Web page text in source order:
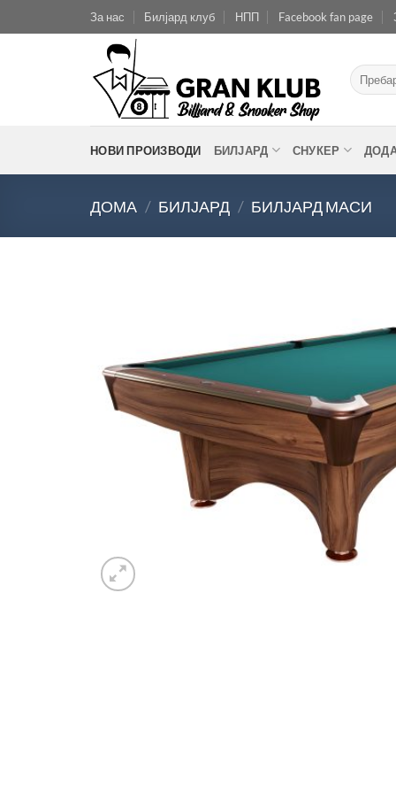
to
За нас Билјард клуб НПП Facebook fan page
Барај
за:
НОВИ ПРОИЗВОДИ БИЛЈАРД СНУКЕР
ДОМА / БИЛЈАРД / БИЛЈАРД МАСИ